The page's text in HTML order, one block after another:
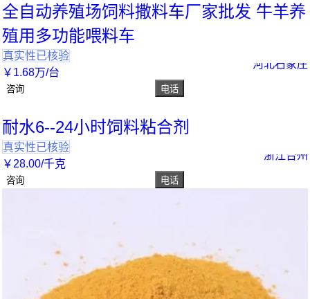
全自动养殖场饲料撒料车厂家批发 牛羊养
殖用多功能喂料车
真实性已核验
￥ 1.68万/台
河北石家庄
咨询 电话
耐水6--24小时饲料粘合剂
真实性已核验
￥ 28.00/千克
浙江台州
咨询 电话